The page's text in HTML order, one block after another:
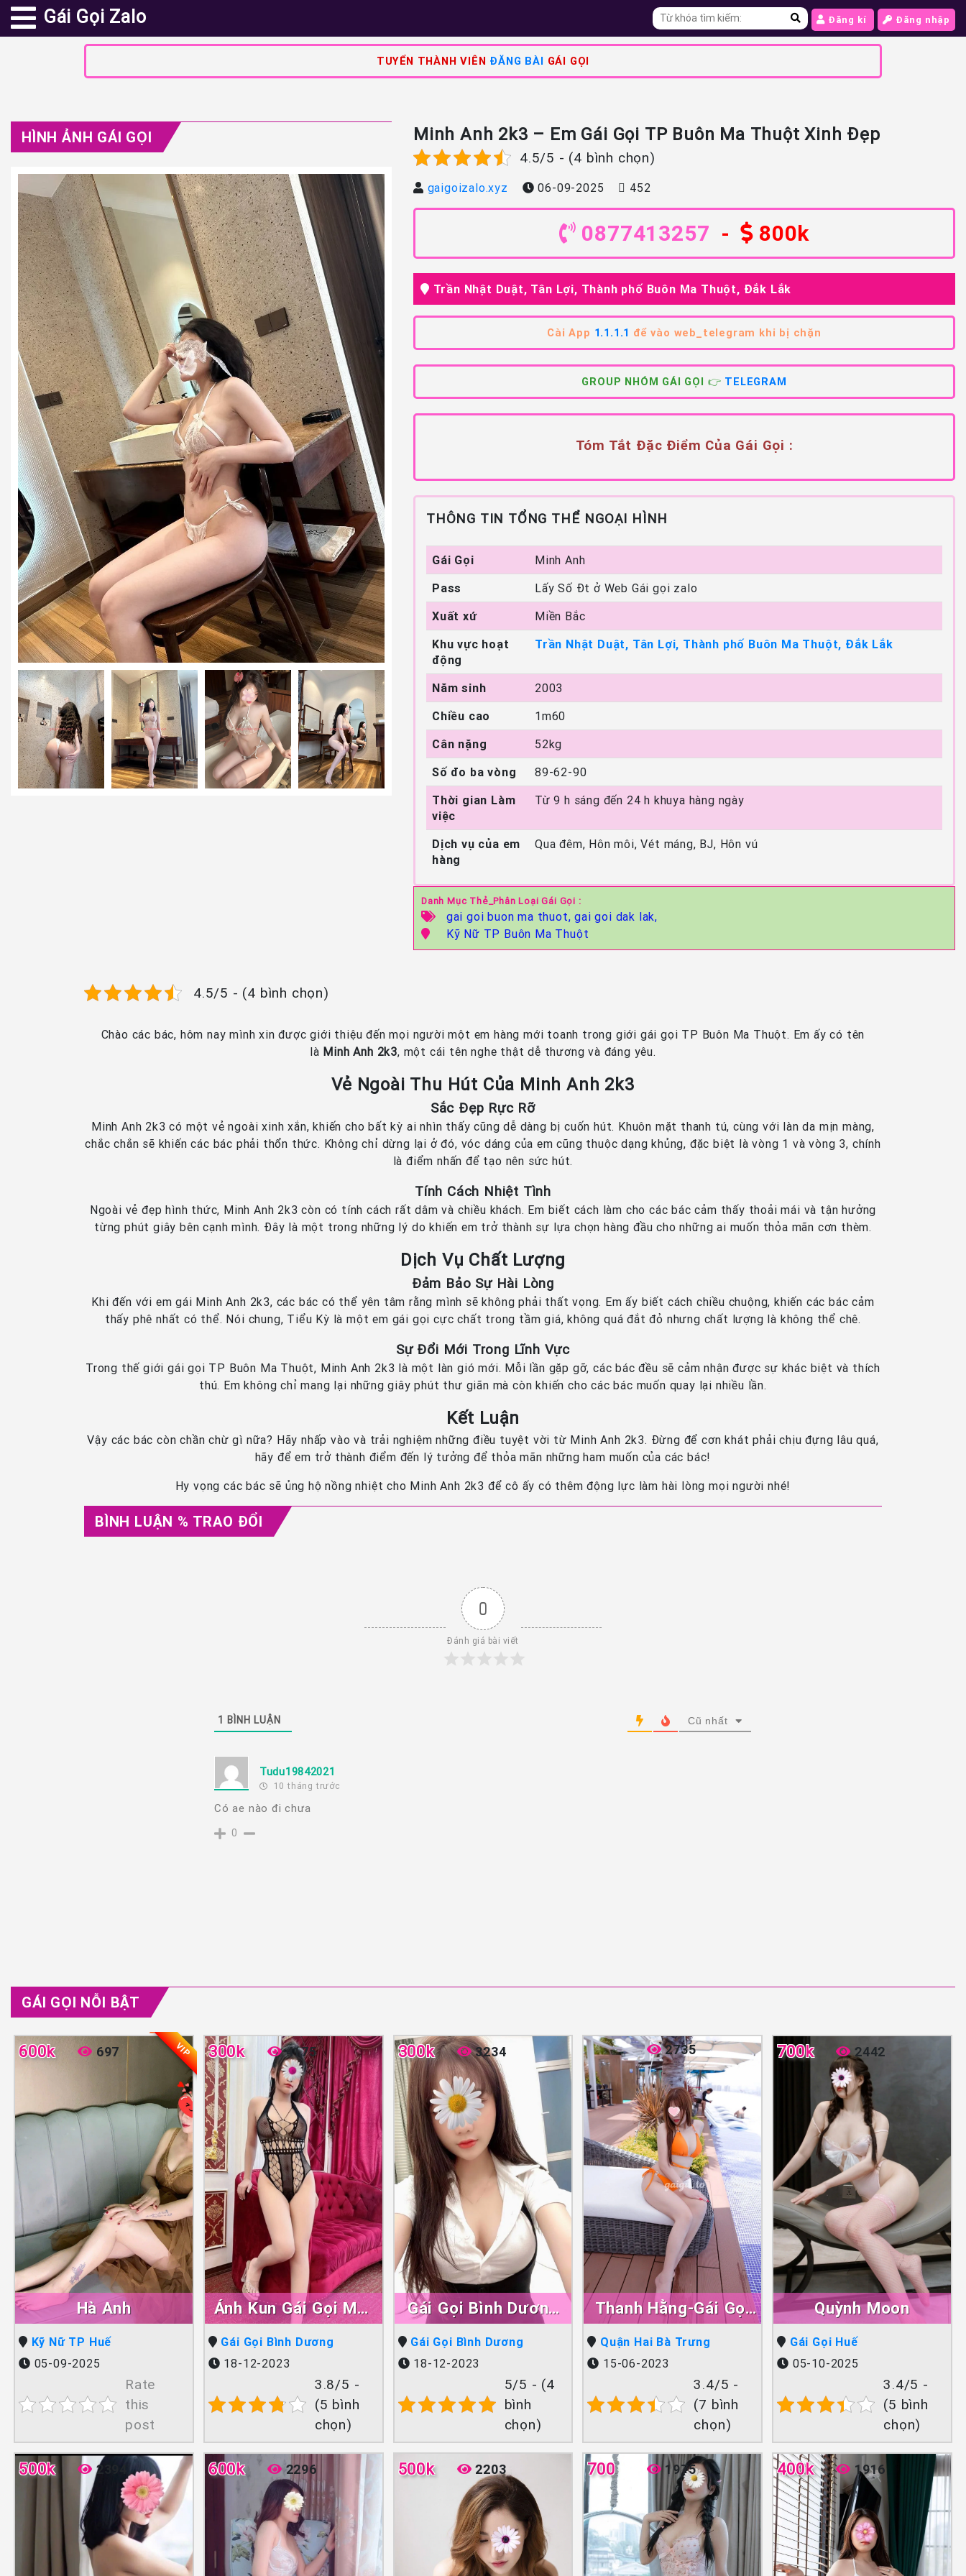
Gái Gọi Zalo Đăng kí Đăng nhập
TUYỂN THÀNH VIÊN ĐĂNG BÀI GÁI GỌI
HÌNH ẢNH GÁI GỌI Minh Anh 2k3 – Em Gái Gọi TP Buôn Ma Thuột Xinh Đẹp
4.5/5 - (4 bình chọn)
gaigoizalo.xyz 06-09-2025 452
0877413257 - 800k
Trần Nhật Duật, Tân Lợi, Thành phố Buôn Ma Thuột, Đắk Lắk
Cài App 1.1.1.1 để vào web_telegram khi bị chặn
GROUP NHÓM GÁI GỌI 👉 TELEGRAM
Tóm Tắt Đặc Điểm Của Gái Gọi :
THÔNG TIN TỔNG THỂ NGOẠI HÌNH
Gái Gọi
Minh Anh
Pass
Lấy Số Đt ở Web Gái gọi zalo
Xuất xứ
Miền Bắc
Khu vực hoạt
động
Trần Nhật Duật, Tân Lợi, Thành phố Buôn Ma Thuột, Đắk Lắk
Năm sinh
2003
Chiều cao
1m60
Cân nặng
52kg
Số đo ba vòng
89-62-90
Thời gian Làm
việc
Từ 9 h sáng đến 24 h khuya hàng ngày
Dịch vụ của em
hàng
Qua đêm, Hôn môi, Vét máng, BJ, Hôn vú
Danh Mục Thẻ_Phân Loại Gái Gọi :
gai goi buon ma thuot,gai goi dak lak,
Kỹ Nữ TP Buôn Ma Thuột
4.5/5 - (4 bình chọn)
Chào các bác, hôm nay mình xin được giới thiệu đến mọi người một em hàng mới toanh trong giới gái gọi TP Buôn Ma Thuột. Em ấy có tên
là Minh Anh 2k3, một cái tên nghe thật dễ thương và đáng yêu.
Vẻ Ngoài Thu Hút Của Minh Anh 2k3
Sắc Đẹp Rực Rỡ
Minh Anh 2k3 có một vẻ ngoài xinh xắn, khiến cho bất kỳ ai nhìn thấy cũng dễ dàng bị cuốn hút. Khuôn mặt thanh tú, cùng với làn da mịn màng,
chắc chắn sẽ khiến các bác phải thổn thức. Không chỉ dừng lại ở đó, vóc dáng của em cũng thuộc dạng khủng, đặc biệt là vòng 1 và vòng 3, chính
là điểm nhấn để tạo nên sức hút.
Tính Cách Nhiệt Tình
Ngoài vẻ đẹp hình thức, Minh Anh 2k3 còn có tính cách rất dâm và chiều khách. Em biết cách làm cho các bác cảm thấy thoải mái và tận hưởng
từng phút giây bên cạnh mình. Đây là một trong những lý do khiến em trở thành sự lựa chọn hàng đầu cho những ai muốn thỏa mãn cơn thèm.
Dịch Vụ Chất Lượng
Đảm Bảo Sự Hài Lòng
Khi đến với em gái Minh Anh 2k3, các bác có thể yên tâm rằng mình sẽ không phải thất vọng. Em ấy biết cách chiều chuộng, khiến các bác cảm
thấy phê nhất có thể. Nói chung, Tiểu Kỳ là một em gái gọi cực chất trong tầm giá, không quá đắt đỏ nhưng chất lượng là không thể chê.
Sự Đổi Mới Trong Lĩnh Vực
Trong thế giới gái gọi TP Buôn Ma Thuột, Minh Anh 2k3 là một làn gió mới. Mỗi lần gặp gỡ, các bác đều sẽ cảm nhận được sự khác biệt và thích
thú. Em không chỉ mang lại những giây phút thư giãn mà còn khiến cho các bác muốn quay lại nhiều lần.
Kết Luận
Vậy các bác còn chần chừ gì nữa? Hãy nhấp vào và trải nghiệm những điều tuyệt vời từ Minh Anh 2k3. Đừng để cơn khát phải chịu đựng lâu quá,
hãy để em trở thành điểm đến lý tưởng để thỏa mãn những ham muốn của các bác!
Hy vọng các bác sẽ ủng hộ nồng nhiệt cho Minh Anh 2k3 để cô ấy có thêm động lực làm hài lòng mọi người nhé!
BÌNH LUẬN % TRAO ĐỔI
0
Đánh giá bài viết
1 BÌNH LUẬN Cũ nhất
Tudu19842021
10 tháng trước
Có ae nào đi chưa
0
GÁI GỌI NỖI BẬT
Hà Anh
600k 697 VIP
Kỹ Nữ TP Huế
05-09-2025
Rate
this
post
Ánh Kun Gái Gọi Mới
300k 4175
Gái Gọi Bình Dương
18-12-2023
3.8/5 -
(5 bình
chọn)
Gái Gọi Bình Dương
300k 3234
Gái Gọi Bình Dương
18-12-2023
5/5 - (4
bình
chọn)
Thanh Hằng-Gái Gọi
Hà Nội Làm Tình Giỏi
Đẳng Cấp
2735
Quận Hai Bà Trưng
15-06-2023
3.4/5 -
(7 bình
chọn)
Quỳnh Moon
700k 2442
Gái Gọi Huế
05-10-2025
3.4/5 -
(5 bình
chọn)
500k 2394 600k 2296 500k 2203 700 1975 400k 1916